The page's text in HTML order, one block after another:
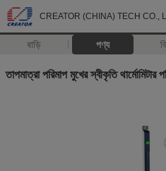
CREATOR (CHINA) TECH CO.,
বাড়ি পণ্য
তাপমাত্রা পরিমাপ মুখের স্বীকৃতি